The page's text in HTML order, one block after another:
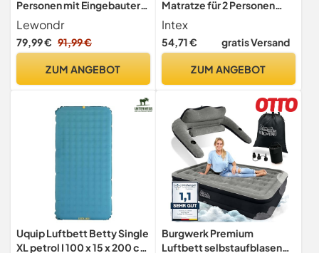
Personen mit Eingebauter
Pumpe, 203x152x33CM
Aufblasbare Matratze mit
Kissen, 3 Min Luftmatratze
für Camping Haus Gäste
Lewondr
79,99 € 91,99 €
ZUM ANGEBOT
Matratze für 2 Personen
(137×191×22 cm) max. 272
KG – Gästebett
aufblasbares Bett Luftbett
Fiber-Tech-Technologie,
Intex
54,71 € gratis Versand
ZUM ANGEBOT
Uquip Luftbett Betty Single
XL petrol I 100 x 15 x 200 cm
Burgwerk Premium
Luftbett selbstaufblasend 2